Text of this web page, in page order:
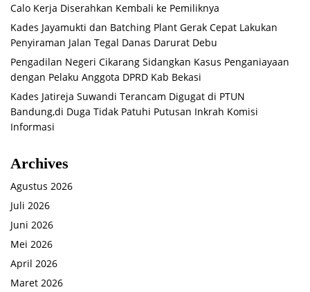
Calo Kerja Diserahkan Kembali ke Pemiliknya
Kades Jayamukti dan Batching Plant Gerak Cepat Lakukan
Penyiraman Jalan Tegal Danas Darurat Debu
Pengadilan Negeri Cikarang Sidangkan Kasus Penganiayaan
dengan Pelaku Anggota DPRD Kab Bekasi
Kades Jatireja Suwandi Terancam Digugat di PTUN
Bandung,di Duga Tidak Patuhi Putusan Inkrah Komisi
Informasi
Archives
Agustus 2026
Juli 2026
Juni 2026
Mei 2026
April 2026
Maret 2026